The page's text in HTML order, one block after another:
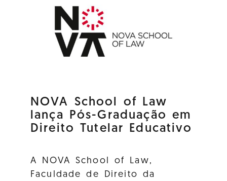
NOVA School of Law
lança Pós-Graduação em
Direito Tutelar Educativo
A NOVA School of Law,
Faculdade de Direito da